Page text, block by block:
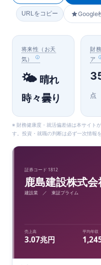
URLをコピー Google
将来性（お天
気）
🌤️晴れ
時々曇り
財
ア
点
※ 財務健康度・就活偏差値は本サイト
す。投資・就職の判断は必ず一次情報
証券コード 1812
鹿島建設株式会
建設業 ／ 東証プライム
売上高
3.07兆円
平均年収